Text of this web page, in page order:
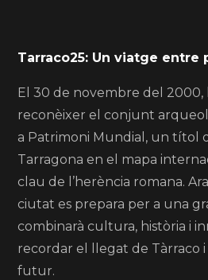
Tarraco25: Un viatge entre
El 30 de novembre del 2000,
reconèixer el conjunt
a Patrimoni Mundial, un títol
Tarragona en el mapa
clau de l’herència romana.
ciutat es prepara per a una
combinarà cultura, història i
recordar el llegat de Tàrraco
futur.